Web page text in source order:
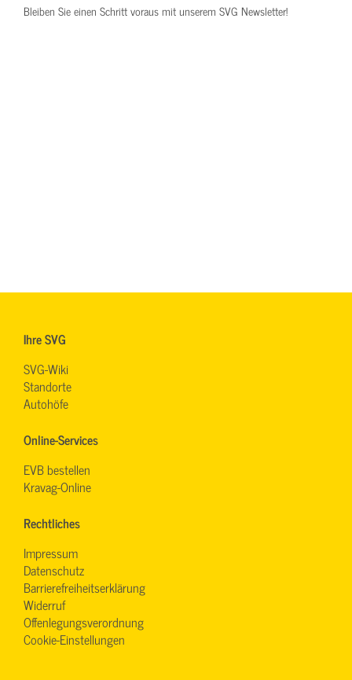
Bleiben Sie einen Schritt voraus mit unserem SVG Newsletter!
Ihre SVG
SVG-Wiki
Standorte
Autohöfe
Online-Services
EVB bestellen
Kravag-Online
Rechtliches
Impressum
Datenschutz
Barrierefreiheitserklärung
Widerruf
Offenlegungsverordnung
Cookie-Einstellungen